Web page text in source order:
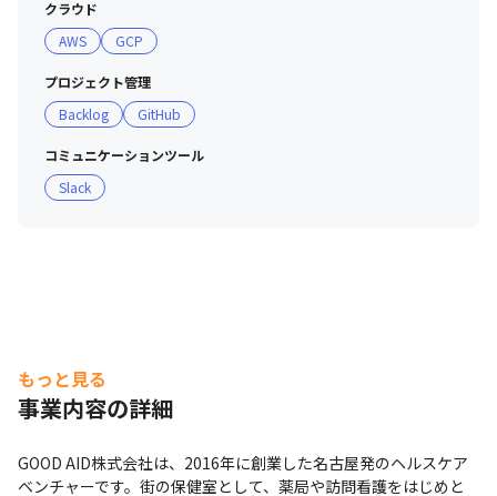
・ヘルスケアに新たな基準を創り続け、世界をもっと
well-beingに
＜ビジョン＞
・薬局のあり方を変え続ける「街の保健室」になる
＜バリュー＞
・すべての行動は誇りとプロ意識から
・学び続けよう、変わりつづけよう
クラウド
AWS
GCP
プロジェクト管理
Backlog
GitHub
コミュニケーションツール
Slack
もっと見る
事業内容の詳細
GOOD AID株式会社は、2016年に創業した名古屋発のヘルスケア
ベンチャーです。街の保健室として、薬局や訪問看護をはじめと